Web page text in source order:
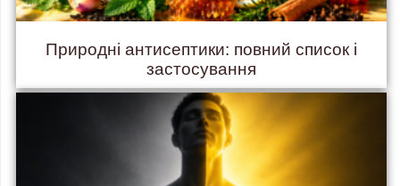
Природні антисептики: повний список і
застосування